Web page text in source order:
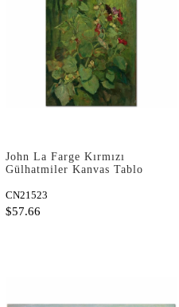
John La Farge Kırmızı
Gülhatmiler Kanvas Tablo
CN21523
$57.66